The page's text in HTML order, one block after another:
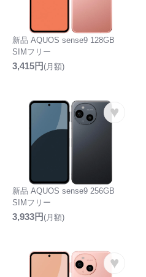
新品 AQUOS sense9 128GB
SIMフリー
3,415円(月額)
♥
新品 AQUOS sense9 256GB
SIMフリー
3,933円(月額)
♥